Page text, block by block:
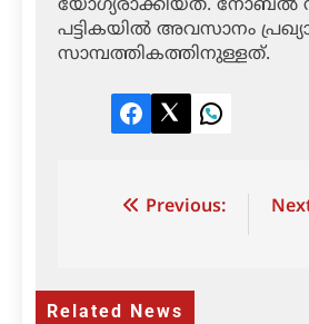
യോഗ്യരാക്കിയത്. നോബല്‍
പട്ടികയില്‍ അവസാനം
സാമ്പത്തികത്തിനുള്ളത്.
Facebook
TwitterLinkedIn
Post Previous:
Related News